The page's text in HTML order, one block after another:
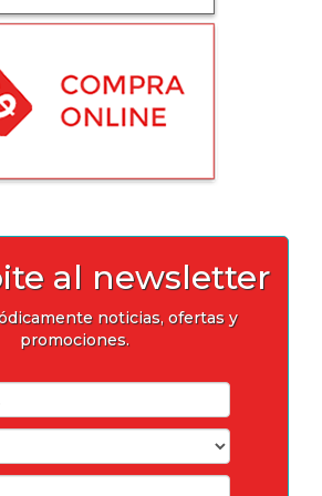
al newsletter
noticias, ofertas y
promociones.